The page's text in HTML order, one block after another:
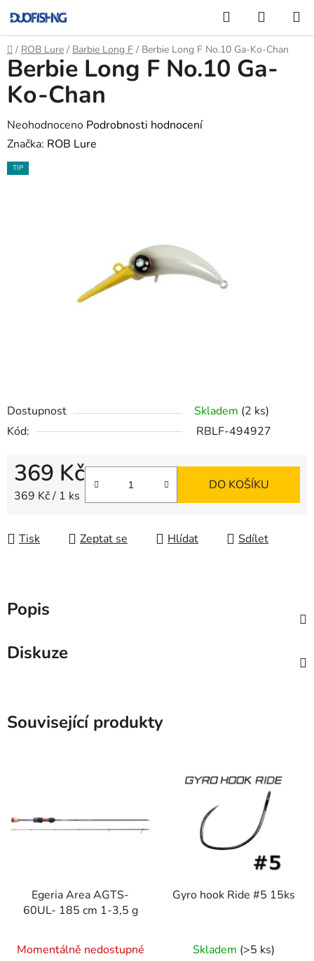
na
obsah
Hledat
KOŠÍK
Domů
/ ROB Lure / Barbie Long F / Berbie Long F No.10 Ga-Ko-Chan
Dostupnost Skladem (2 ks)
Kód:
RBLF-494927
369 Kč
Měrná cena:
369 Kč / 1 ks
DO KOŠÍKU
Tisk Zeptat se Hlídat Sdílet
Berbie Long F No.10 Ga-
Ko-Chan
Průměrné
hodnocení
produktu
Neohodnoceno Podrobnosti hodnocení
Značka: ROB Lure
TIP
Popis
Diskuze
Související produkty
Egeria Area AGTS-
60UL- 185 cm 1-3,5 g
Momentálně nedostupné
Gyro hook Ride #5 15ks
Skladem (>5 ks)